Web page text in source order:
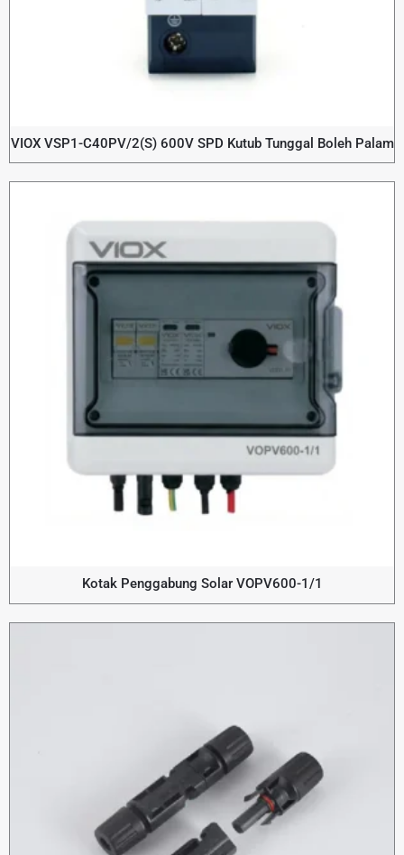
VIOX VSP1-C40PV/2(S) 600V SPD Kutub Tunggal Boleh Palam
Kotak Penggabung Solar VOPV600-1/1